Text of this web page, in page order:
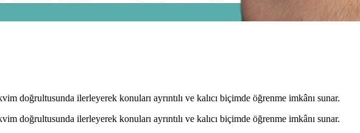
doğrultusunda ilerleyerek konuları ayrıntılı ve kalıcı biçimde öğrenme imkânı sunar.
doğrultusunda ilerleyerek konuları ayrıntılı ve kalıcı biçimde öğrenme imkânı sunar.